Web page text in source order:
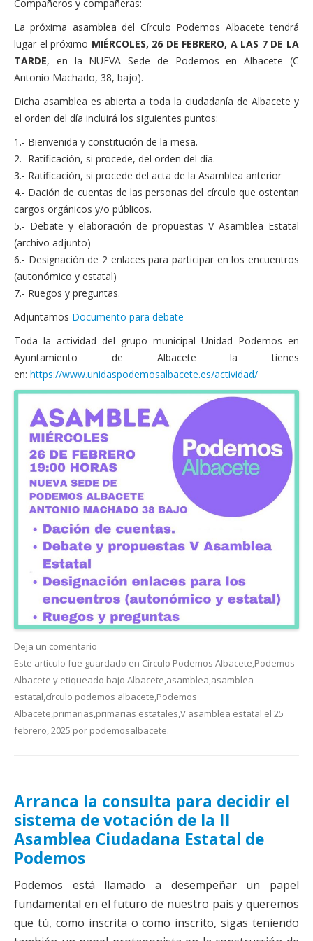
Actas Asamblea Ciudadana
Contacto
Financiación
Compañeros y compañeras:
La próxima asamblea del Círculo Podemos Albacete tendrá
lugar el próximo MIÉRCOLES, 26 DE FEBRERO, A LAS 7 DE LA
TARDE, en la NUEVA Sede de Podemos en Albacete (C
Antonio Machado, 38, bajo).
Dicha asamblea es abierta a toda la ciudadanía de Albacete y
el orden del día incluirá los siguientes puntos:
1.- Bienvenida y constitución de la mesa.
2.- Ratificación, si procede, del orden del día.
3.- Ratificación, si procede del acta de la Asamblea anterior
4.- Dación de cuentas de las personas del círculo que ostentan
cargos orgánicos y/o públicos.
5.- Debate y elaboración de propuestas V Asamblea Estatal
(archivo adjunto)
6.- Designación de 2 enlaces para participar en los encuentros
(autonómico y estatal)
7.- Ruegos y preguntas.
Adjuntamos Documento para debate
Toda la actividad del grupo municipal Unidad Podemos en
Ayuntamiento de Albacete la tienes
en: https://www.unidaspodemosalbacete.es/actividad/
Deja un comentario
Este artículo fue guardado en Círculo Podemos Albacete,Podemos
Albacete y etiqueado bajo Albacete,asamblea,asamblea
estatal,círculo podemos albacete,Podemos
Albacete,primarias,primarias estatales,V asamblea estatal el 25
febrero, 2025 por podemosalbacete.
Arranca la consulta para decidir el
sistema de votación de la II
Asamblea Ciudadana Estatal de
Podemos
Podemos está llamado a desempeñar un papel
fundamental en el futuro de nuestro país y queremos
que tú, como inscrita o como inscrito, sigas teniendo